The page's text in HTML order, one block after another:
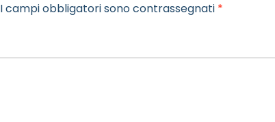
I campi obbligatori sono contrassegnati *